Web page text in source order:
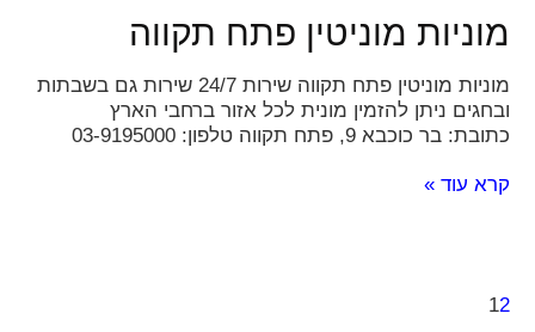
מוניות מוניטין פתח תקווה
מוניות מוניטין פתח תקווה שירות 24/7 שירות גם בשבתות
ובחגים ניתן להזמין מונית לכל אזור ברחבי הארץ
כתובת: בר כוכבא 9, פתח תקווה טלפון: 03-9195000
קרא עוד »
12